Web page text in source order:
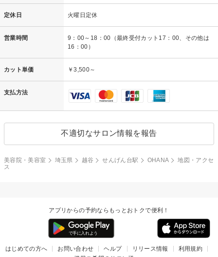
定休日 火曜日定休
営業時間
9：00～18：00（最終受付カット17：00、その他は
16：00）
カット単価 ￥3,500～
支払方法
不適切なサロン情報を報告
美容院・美容室 埼玉県 越谷 せんげん台駅 OHANA
地図・アクセ
ス
アプリからの予約ならもっとおトクで便利！
はじめての方へ お問い合わせ ヘルプ リリース情報
利用規約